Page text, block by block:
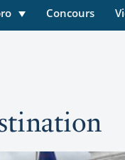
Concours